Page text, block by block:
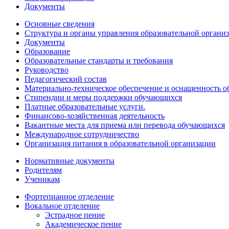
Документы
Основные сведения
Структура и органы управления образовательной
Документы
Образование
Образовательные стандарты и требования
Руководство
Педагогический состав
Материально-техническое обеспечение и оснащенность
Стипендии и меры поддержки обучающихся
Платные образовательные услуги.
Финансово-хозяйственная деятельность
Вакантные места для приема или перевода обучающихся
Международное сотрудничество
Организация питания в образовательной организации
Нормативные документы
Родителям
Ученикам
Фортепианное отделение
Вокальное отделение
Эстрадное пение
Академическое пение